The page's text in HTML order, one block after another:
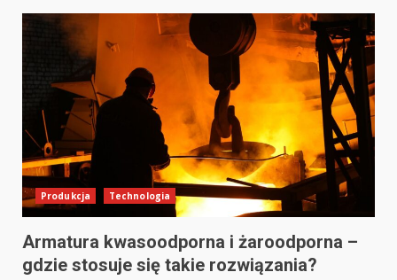
Produkcja Technologia
Armatura kwasoodporna i żaroodporna –
gdzie stosuje się takie rozwiązania?